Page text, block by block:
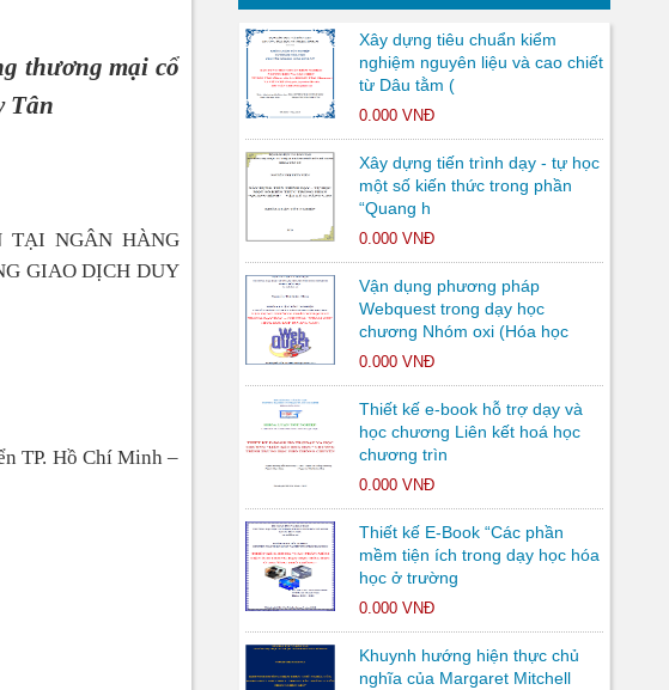
thương mại cổ
Tân
TẠI NGÂN HÀNG
GIAO DỊCH DUY
TP. Hồ Chí Minh –
Xây dựng tiêu chuẩn kiểm
nghiệm nguyên liệu và cao chiết
từ Dâu tằm (
0.000 VNĐ
Xây dựng tiến trình dạy - tự học
một số kiến thức trong phần
“Quang h
0.000 VNĐ
Vận dụng phương pháp
Webquest trong dạy học
chương Nhóm oxi (Hóa học
0.000 VNĐ
Thiết kế e-book hỗ trợ dạy và
học chương Liên kết hoá học
chương trìn
0.000 VNĐ
Thiết kế E-Book “Các phần
mềm tiện ích trong dạy học hóa
học ở trường
0.000 VNĐ
Khuynh hướng hiện thực chủ
nghĩa của Margaret Mitchell